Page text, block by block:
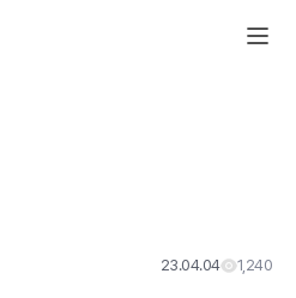
23.04.04 1,240